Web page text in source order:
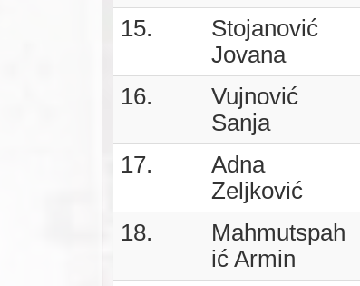
15.
Stojanović
Jovana
16.
Vujnović
Sanja
17.
Adna
Zeljković
18.
Mahmutspah
ić Armin